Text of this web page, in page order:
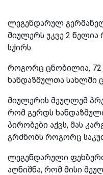
ლეგენდარულ
მიულერს უკვე 2 წელია
სჭირს.
როგორც ცნობილია,
ხანდაზმულთა სახლში
მიულერის მეუღლემ
რომ გერდს
პირობები აქვს, მას
გრძნობს როგორც
ლეგენდარული
აღნიშნა, რომ მისი